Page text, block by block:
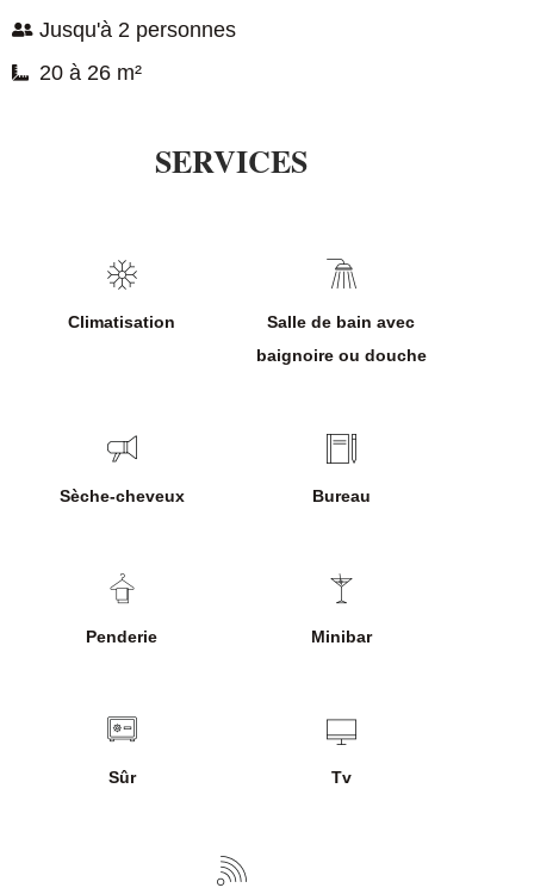
Jusqu'à 2 personnes
20 à 26 m²
SERVICES
Climatisation
Salle de bain avec
baignoire ou douche
Sèche-cheveux Bureau
Penderie Minibar
Sûr Tv